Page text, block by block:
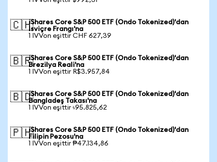
🇨🇭iShares Core S&P 500 ETF (Ondo Tokenized)'dan
İsviçre Frangı'na
1 IVVon eşittir CHF 627,39
🇧🇷iShares Core S&P 500 ETF (Ondo Tokenized)'dan
Brezilya Reali'na
1 IVVon eşittir R$3.957,84
🇧🇩iShares Core S&P 500 ETF (Ondo Tokenized)'dan
Bangladeş Takası'na
1 IVVon eşittir ৳95.825,62
🇵🇭iShares Core S&P 500 ETF (Ondo Tokenized)'dan
Filipin Pezosu'na
1 IVVon eşittir ₱47.134,86